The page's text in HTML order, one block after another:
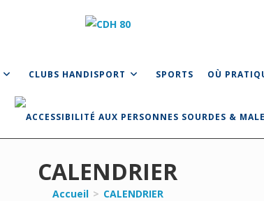
CLUBS HANDISPORT SPORTS OÙ
CALENDRIER
Accueil > CALENDRIER